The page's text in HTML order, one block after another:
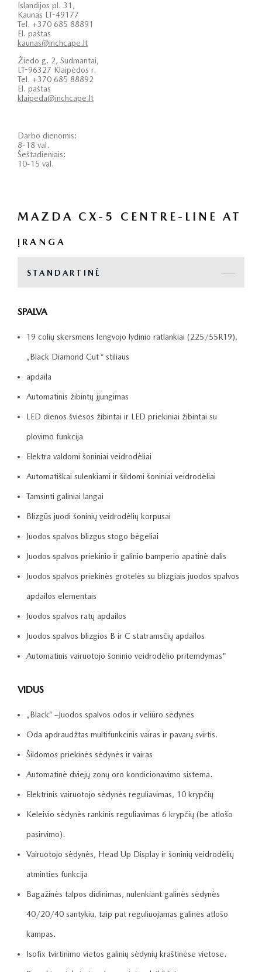
MAZDA CX-5 CENTRE-LINE AT
ĮRANGA
STANDARTINĖ
SPALVA
19 colių skersmens lengvojo lydinio ratlankiai (225/55R19),
„Black Diamond Cut “ stiliaus
apdaila
Automatinis žibintų įjungimas
LED dienos šviesos žibintai ir LED priekiniai žibintai su
plovimo funkcija
Elektra valdomi šoniniai veidrodėliai
Automatiškai sulenkiami ir šildomi šoniniai veidrodėliai
Tamsinti galiniai langai
Blizgūs juodi šoninių veidrodėlių korpusai
Juodos spalvos blizgus stogo bėgeliai
Juodos spalvos priekinio ir galinio bamperio apatinė dalis
Juodos spalvos priekinės grotelės su blizgiais juodos spalvos
apdailos elementais
Juodos spalvos ratų apdailos
Juodos spalvos blizgios B ir C statramsčių apdailos
Automatinis vairuotojo šoninio veidrodėlio pritemdymas"
VIDUS
„Black“ –Juodos spalvos odos ir veliūro sėdynės
Oda apdraudžtas multifunkcinis vairas ir pavarų svirtis.
Šildomos priekinės sėdynės ir vairas
Automatinė dviejų zonų oro kondicionavimo sistema.
Elektrinis vairuotojo sėdynės reguliavimas, 10 krypčių
Keleivio sėdynės rankinis reguliavimas 6 krypčių (be atlošo
pasirvimo).
Vairuotojo sėdynės, Head Up Display ir šoninių veidrodėlių
atminties funkcija
Bagažinės talpos didinimas, nulenkiant galinės sėdynės
40/20/40 santykiu, taip pat reguliuojamas galinės atlošo
kampas.
Isofix tvirtinimo vietos galinių sėdynių kraštinėse vietose.
Islandijos pl. 31,
Kaunas LT-49177
Tel. +370 685 88891
El. paštas
kaunas@inchcape.lt
Žiedo g. 2, Sudmantai,
LT-96327 Klaipėdos r.
Tel. +370 685 88892
El. paštas
klaipeda@inchcape.lt
Darbo dienomis:
8-18 val.
Šeštadieniais:
10-15 val.